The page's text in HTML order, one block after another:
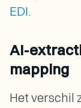
EDI.
AI-
mapping
Het verschil